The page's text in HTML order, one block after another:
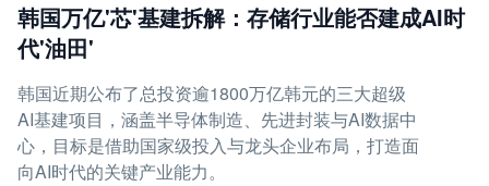
韩国万亿'芯'基建拆解：存储行业能否建成AI时
代'油田'
韩国近期公布了总投资逾1800万亿韩元的三大超级
AI基建项目，涵盖半导体制造、先进封装与AI数据中
心，目标是借助国家级投入与龙头企业布局，打造面
向AI时代的关键产业能力。